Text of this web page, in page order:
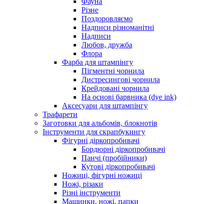
Різне
Поздоровляємо
Надписи різноманітні
Надписи
Любов, дружба
Флора
Фарба для штампінгу
Пігментні чорнила
Дистресингові чорнила
Крейдовані чорнила
На основі барвника (dye ink)
Аксесуари для штампінгу
Трафарети
Заготовки для альбомів, блокнотів
Інструменти для скрапбукингу
Фігурні діркопробивачі
Бордюрні діркопробивачі
Панчі (пробійники)
Кутові діркопробивачі
Ножиці, фігурні ножиці
Ножі, різаки
Різні інструменти
Машинки, ножі, папки